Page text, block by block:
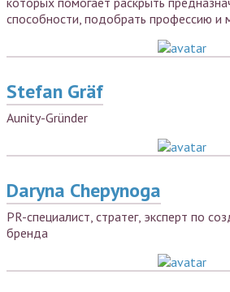
способности, подобрать профессию и
Stefan Gräf
Aunity-Gründer
Daryna Chepynoga
PR-специалист, стратег, эксперт по
бренда